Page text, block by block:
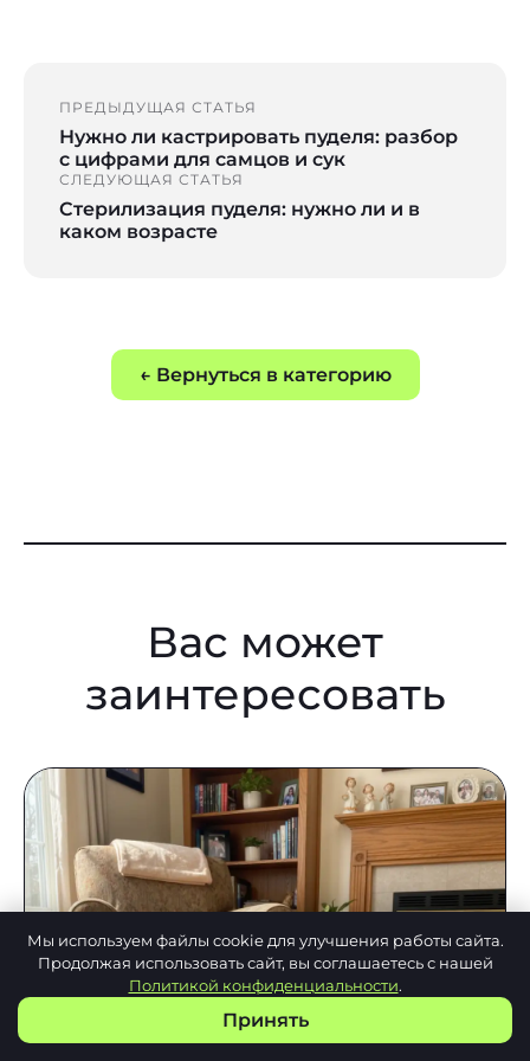
ПРЕДЫДУЩАЯ СТАТЬЯ
Нужно ли кастрировать пуделя: разбор
с цифрами для самцов и сук
СЛЕДУЮЩАЯ СТАТЬЯ
Стерилизация пуделя: нужно ли и в
каком возрасте
← Вернуться в категорию
Вас может
заинтересовать
Почему у пуделя текут
Мы используем файлы cookie для улучшения работы сайта.
Продолжая использовать сайт, вы соглашаетесь с нашей
Политикой конфиденциальности.
Принять